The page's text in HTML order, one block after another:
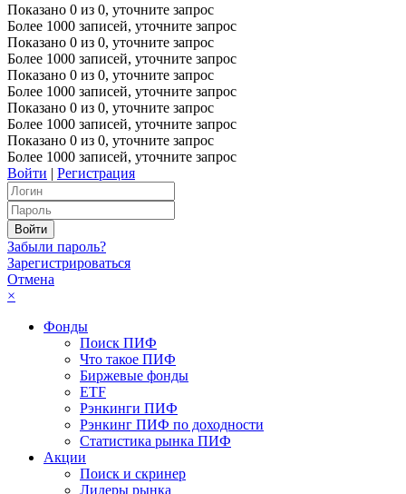
Показано 0 из 0, уточните запрос
Более 1000 записей, уточните запрос
Показано 0 из 0, уточните запрос
Более 1000 записей, уточните запрос
Показано 0 из 0, уточните запрос
Более 1000 записей, уточните запрос
Показано 0 из 0, уточните запрос
Более 1000 записей, уточните запрос
Показано 0 из 0, уточните запрос
Более 1000 записей, уточните запрос
Войти | Регистрация
Забыли пароль?
Зарегистрироваться
Отмена
×
Фонды
Поиск ПИФ
Что такое ПИФ
Биржевые фонды
ETF
Рэнкинги ПИФ
Рэнкинг ПИФ по доходности
Статистика рынка ПИФ
Акции
Поиск и скринер
Лидеры рынка